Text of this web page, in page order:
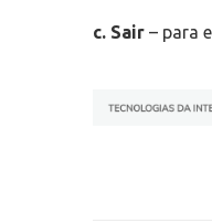
c. Sair – para